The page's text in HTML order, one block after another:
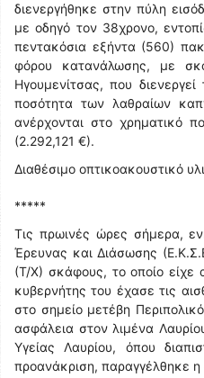
διενεργήθηκε στην πύλη
με οδηγό τον 38χρονο,
πεντακόσια εξήντα (560)
φόρου κατανάλωσης, με
Ηγουμενίτσας, που
ποσότητα των λαθραίων
ανέρχονται στο χρηματικό
(2.292,121 €).
Διαθέσιμο οπτικοακουστικό
*****
Τις πρωινές ώρες σήμερα,
Έρευνας και Διάσωσης
(Τ/Χ) σκάφους, το οποίο είχε
κυβερνήτης του έχασε τις
στο σημείο μετέβη
ασφάλεια στον λιμένα
Υγείας Λαυρίου, όπου
προανάκριση, παραγγέλθηκε η